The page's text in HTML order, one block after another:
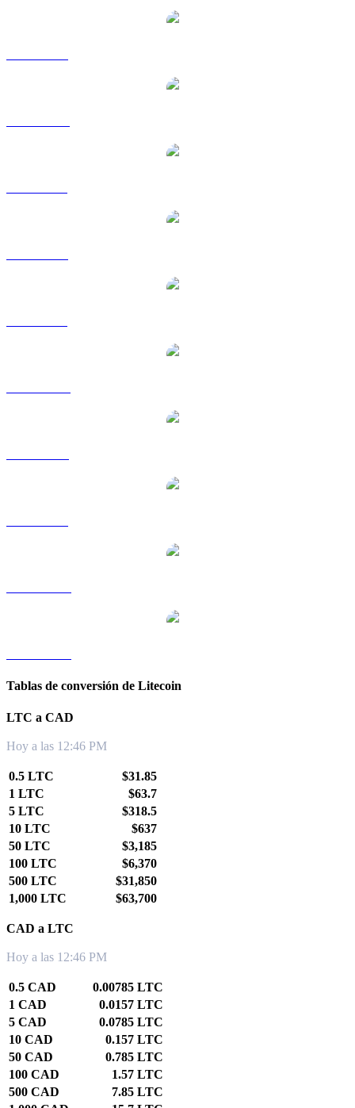
Tablas de conversión de Litecoin
LTC a CAD
Hoy a las 12:46 PM
0.5 LTC
$31.85
1 LTC
$63.7
5 LTC
$318.5
10 LTC
$637
50 LTC
$3,185
100 LTC
$6,370
500 LTC
$31,850
1,000 LTC
$63,700
CAD a LTC
Hoy a las 12:46 PM
0.5 CAD
0.00785 LTC
1 CAD
0.0157 LTC
5 CAD
0.0785 LTC
10 CAD
0.157 LTC
50 CAD
0.785 LTC
100 CAD
1.57 LTC
500 CAD
7.85 LTC